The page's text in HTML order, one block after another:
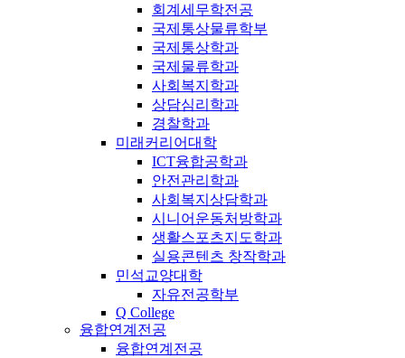
회계세무학전공
국제통상물류학부
국제통상학과
국제물류학과
사회복지학과
상담심리학과
경찰학과
미래커리어대학
ICT융합공학과
안전관리학과
사회복지상담학과
시니어운동처방학과
생활스포츠지도학과
실용콘텐츠 창작학과
민석교양대학
자유전공학부
Q College
융합연계전공
융합연계전공